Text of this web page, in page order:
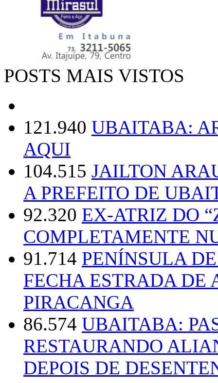
POSTS MAIS VISTOS
121.940 UBAITABA:
AQUI
104.515 JAILTON
A PREFEITO DE
92.320 EX-ATRIZ DO
COMPLETAMENTE
91.714 PENÍNSULA
FECHA ESTRADA DE
PIRACANGA
86.574 UBAITABA:
RESTAURANDO
DEPOIS DE